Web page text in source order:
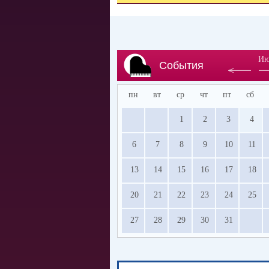
События
пн вт ср чт пт сб
1 2 3 4
6 7 8 9 10 11
13 14 15 16 17 18
20 21 22 23 24 25
27 28 29 30 31